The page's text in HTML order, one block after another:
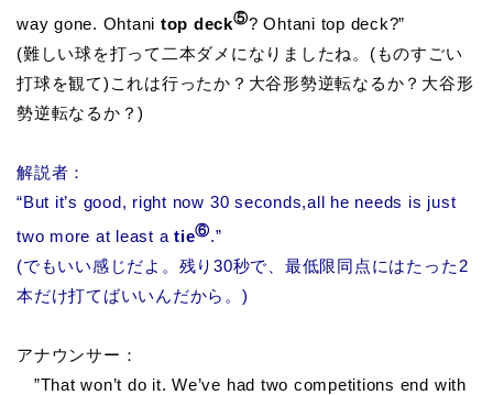
way gone. Ohtani top deck⑤? Ohtani top deck?”
(難しい球を打って二本ダメになりましたね。(ものすごい
打球を観て)これは行ったか？大谷形勢逆転なるか？大谷形
勢逆転なるか？)
解説者：
“But it’s good, right now 30 seconds,all he needs is just
two more at least atie⑥.”
(でもいい感じだよ。残り30秒で、最低限同点にはたった2
本だけ打てばいいんだから。)
アナウンサー：
”That won’t do it. We’ve had two competitions end with